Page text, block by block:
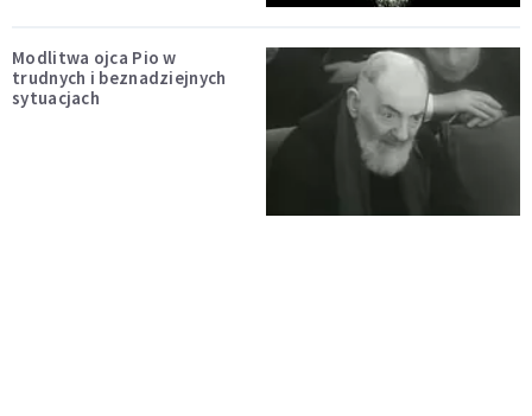
Modlitwa ojca Pio w
trudnych i beznadziejnych
sytuacjach